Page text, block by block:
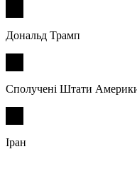
Дональд Трамп
Сполучені Штати
Іран